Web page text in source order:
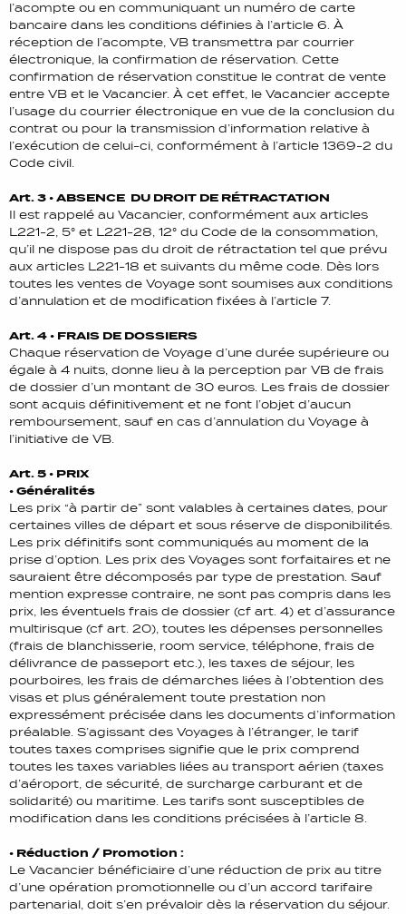
l’acompte ou en communiquant un numéro de carte
bancaire dans les conditions définies à l’article 6. À
réception de l’acompte, VB transmettra par courrier
électronique, la confirmation de réservation. Cette
confirmation de réservation constitue le contrat de vente
entre VB et le Vacancier. À cet effet, le Vacancier accepte
l’usage du courrier électronique en vue de la conclusion du
contrat ou pour la transmission d’information relative à
l’exécution de celui-ci, conformément à l’article 1369-2 du
Code civil.
Art. 3 • ABSENCE DU DROIT DE RÉTRACTATION
Il est rappelé au Vacancier, conformément aux articles
L221-2, 5° et L221-28, 12° du Code de la consommation,
qu’il ne dispose pas du droit de rétractation tel que prévu
aux articles L221-18 et suivants du même code. Dès lors
toutes les ventes de Voyage sont soumises aux conditions
d’annulation et de modification fixées à l’article 7.
Art. 4 • FRAIS DE DOSSIERS
Chaque réservation de Voyage d’une durée supérieure ou
égale à 4 nuits, donne lieu à la perception par VB de frais
de dossier d’un montant de 30 euros. Les frais de dossier
sont acquis définitivement et ne font l’objet d’aucun
remboursement, sauf en cas d’annulation du Voyage à
l’initiative de VB.
Art. 5 • PRIX
• Généralités
Les prix “à partir de” sont valables à certaines dates, pour
certaines villes de départ et sous réserve de disponibilités.
Les prix définitifs sont communiqués au moment de la
prise d’option. Les prix des Voyages sont forfaitaires et ne
sauraient être décomposés par type de prestation. Sauf
mention expresse contraire, ne sont pas compris dans les
prix, les éventuels frais de dossier (cf art. 4) et d’assurance
multirisque (cf art. 20), toutes les dépenses personnelles
(frais de blanchisserie, room service, téléphone, frais de
délivrance de passeport etc.), les taxes de séjour, les
pourboires, les frais de démarches liées à l’obtention des
visas et plus généralement toute prestation non
expressément précisée dans les documents d’information
préalable. S’agissant des Voyages à l’étranger, le tarif
toutes taxes comprises signifie que le prix comprend
toutes les taxes variables liées au transport aérien (taxes
d’aéroport, de sécurité, de surcharge carburant et de
solidarité) ou maritime. Les tarifs sont susceptibles de
modification dans les conditions précisées à l’article 8.
• Réduction / Promotion :
Le Vacancier bénéficiaire d’une réduction de prix au titre
d’une opération promotionnelle ou d’un accord tarifaire
partenarial, doit s’en prévaloir dès la réservation du séjour.